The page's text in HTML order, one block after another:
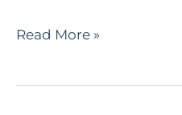
Read More »